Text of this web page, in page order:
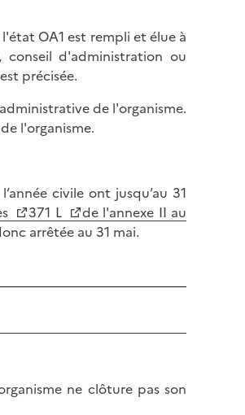
OA1 est rempli et élue à
conseil d'administration ou
précisée.
de l'organisme.
l'organisme.
civile ont jusqu’au 31
371 L
de l'annexe II au
arrêtée au 31 mai.
ne clôture pas son